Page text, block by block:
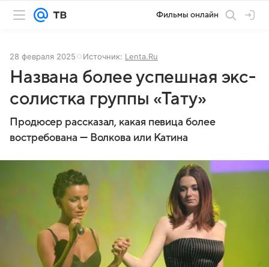
Фильмы онлайн
28 февраля 2025 Источник: Lenta.Ru
Названа более успешная экс-
солистка группы «Тату»
Продюсер рассказал, какая певица более
востребована — Волкова или Катина